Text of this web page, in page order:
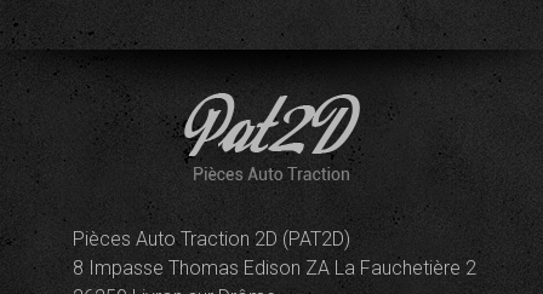
Pièces Auto Traction 2D (PAT2D)
8 Impasse Thomas Edison ZA La Fauchetière 2